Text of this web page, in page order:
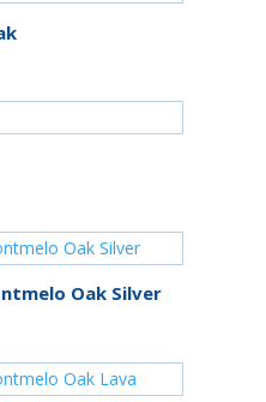
Oak Silver